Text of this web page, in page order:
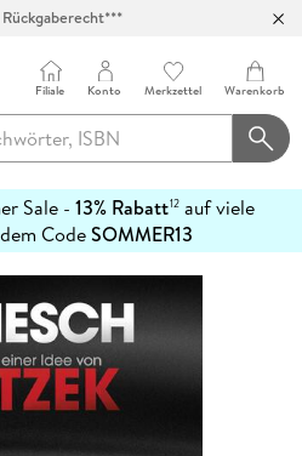
Rückgaberecht***
Filiale Konto Merkzettel Warenkorb
Sale - 13% Rabatt12 auf viele
CodeSOMMER13